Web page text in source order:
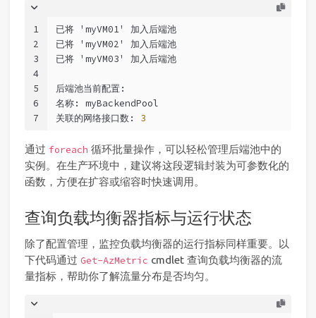
1
2
3
4
5
6
7
已将 'myVM01' 加入后端池
已将 'myVM02' 加入后端池
已将 'myVM03' 加入后端池
后端池当前配置:
名称:
myBackendPool
关联的网络接口数: 3
通过 foreach 循环批量操作，可以轻松管理后端池中的
实例。在生产环境中，建议将这段逻辑封装为可参数化的
函数，方便在扩容或缩容时快速调用。
查询负载均衡器指标与运行状态
除了配置管理，监控负载均衡器的运行指标同样重要。以
下代码通过 Get-AzMetric cmdlet 查询负载均衡器的流
量指标，帮助你了解流量分布是否均匀。